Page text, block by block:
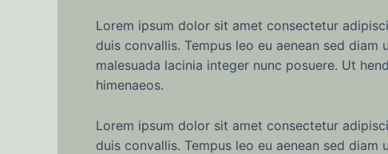
Lorem ipsum dolor sit amet consectetur
duis convallis. Tempus leo eu aenean sed
malesuada lacinia integer nunc posuere. Ut
himenaeos.
Lorem ipsum dolor sit amet consectetur
duis convallis. Tempus leo eu aenean sed